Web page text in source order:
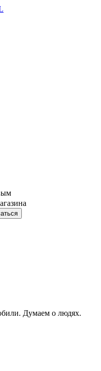
Думаем о людях.